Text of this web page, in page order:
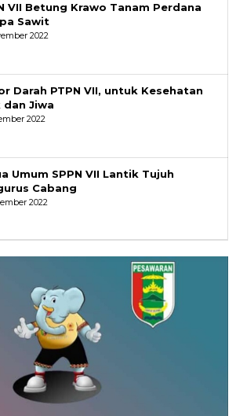
VII Betung Krawo Tanam Perdana
Sawit
2022
Darah PTPN VII, untuk Kesehatan
dan Jiwa
2022
Umum SPPN VII Lantik Tujuh
Cabang
2022